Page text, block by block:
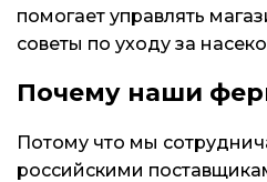
помогает управлять
советы по уходу за
Почему наши
Потому что мы
российскими